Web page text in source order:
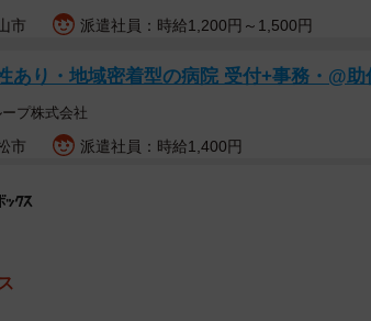
市 派遣社員：時給1,200円～1,500円
あり・地域密着型の病院 受付+事務・@助
プ株式会社
市 派遣社員：時給1,400円